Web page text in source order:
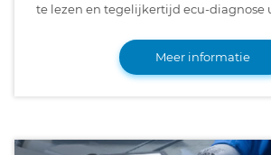
te lezen en tegelijkertijd ecu-diagnose
Meer informatie